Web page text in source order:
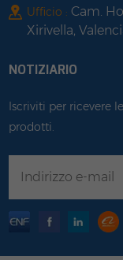
Ufficio : Cam.
Xirivella,
NOTIZIARIO
Iscriviti per ricevere
prodotti.